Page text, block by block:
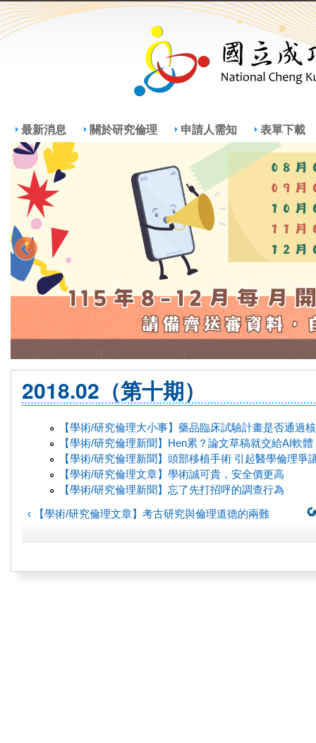
最新消息 關於研究倫理 申請人需知 表單下載
2018.02（第十期）
【學術/研究倫理大小事】藥品臨床試驗計畫是否通過
【學術/研究倫理新聞】Hen累？論文草稿就交給AI軟體
【學術/研究倫理新聞】頭部移植手術 引起醫學倫理爭
【學術/研究倫理文章】學術誠可貴，安全價更高
【學術/研究倫理新聞】忘了先打招呼的調查行為
‹ 【學術/研究倫理文章】考古研究與倫理道德的兩難